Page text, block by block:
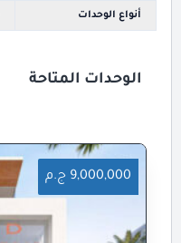
أنواع الوحدات
الوحدات المتاحة
9,000,000 ج.م